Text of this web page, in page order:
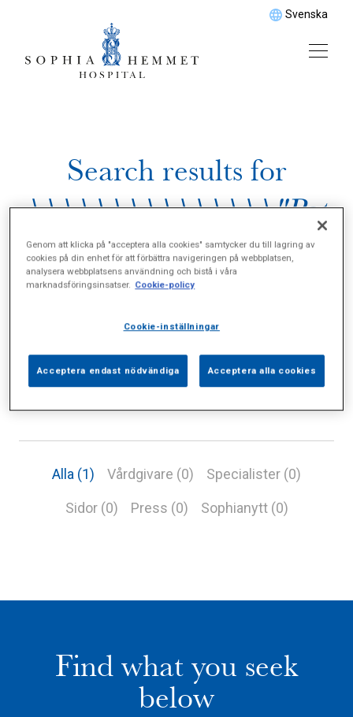
Svenska
Search results for
\\\\\\\\\\\\\\\"Pat
ellainstabilitet\\\\\\\\
\\\\\\\"
Alla (1) Vårdgivare (0) Specialister (0)
Sidor (0) Press (0) Sophianytt (0)
Find what you seek
below
Genom att klicka på "acceptera alla cookies" samtycker du till lagring av
cookies på din enhet för att förbättra navigeringen på webbplatsen,
analysera webbplatsens användning och bistå i våra
marknadsföringsinsatser. Cookie-policy
Cookie-inställningar
Acceptera endast nödvändiga Acceptera alla cookies